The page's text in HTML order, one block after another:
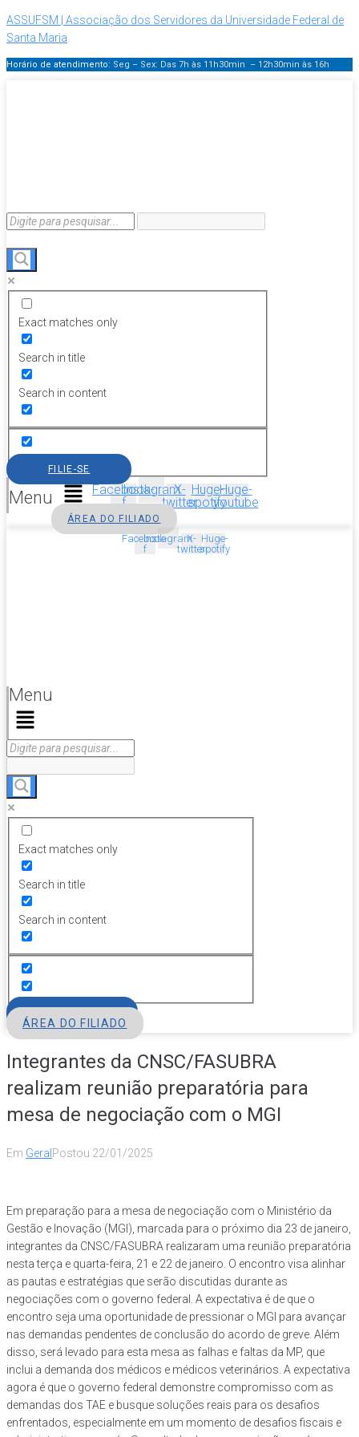
ASSUFSM | Associação dos Servidores da Universidade Federal de
Santa Maria
Horário de atendimento: Seg – Sex: Das 7h às 11h30min – 12h30min às 16h
Exact matches only
Search in title
Search in content
Menu
FILIE-SE
Facebook-
f
InstagramX-
twitter
Huge-
spotify
Huge-
youtube
ÁREA DO FILIADO
Facebook-
f
InstagramX-
twitter
Huge-
spotify
Menu
Exact matches only
Search in title
Search in content
ÁREA DO FILIADO
Integrantes da CNSC/FASUBRA
realizam reunião preparatória para
mesa de negociação com o MGI
Em Geral Postou 22/01/2025
Em preparação para a mesa de negociação com o Ministério da
Gestão e Inovação (MGI), marcada para o próximo dia 23 de janeiro,
integrantes da CNSC/FASUBRA realizaram uma reunião preparatória
nesta terça e quarta-feira, 21 e 22 de janeiro. O encontro visa alinhar
as pautas e estratégias que serão discutidas durante as
negociações com o governo federal. A expectativa é de que o
encontro seja uma oportunidade de pressionar o MGI para avançar
nas demandas pendentes de conclusão do acordo de greve. Além
disso, será levado para esta mesa as falhas e faltas da MP, que
inclui a demanda dos médicos e médicos veterinários. A expectativa
agora é que o governo federal demonstre compromisso com as
demandas dos TAE e busque soluções reais para os desafios
enfrentados, especialmente em um momento de desafios fiscais e